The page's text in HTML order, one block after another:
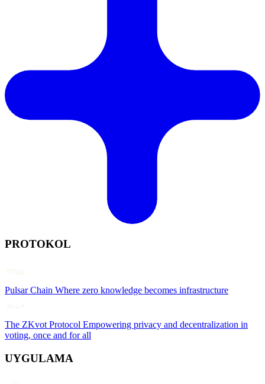
PROTOKOL
Pulsar Chain Where zero knowledge becomes infrastructure
The ZKvot Protocol Empowering privacy and decentralization in
voting, once and for all
UYGULAMA